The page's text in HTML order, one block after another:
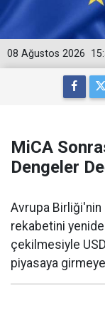
08 Ağustos 2026
MiCA
Dengeler
Avrupa
rekabetini
çekilmesiyle
piyasaya